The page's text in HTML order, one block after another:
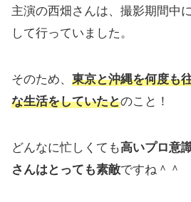
主演の西畑さんは、撮影期間中
して行っていました。
そのため、 東京と沖縄を何度も
な生活をしていたとのこと！
どんなに忙しくても高いプロ意
さんはとっても素敵ですね＾＾